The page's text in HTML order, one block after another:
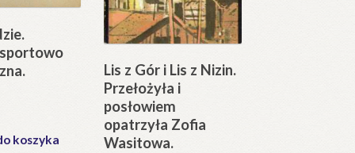
koszyka
Lis z Gór i Lis z Nizin.
Przełożyła i
posłowiem
opatrzyła Zofia
Wasitowa.